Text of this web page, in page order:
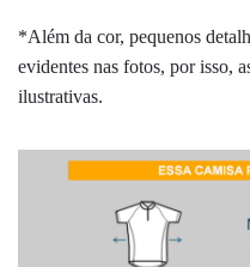
*Além da cor, pequenos
evidentes nas fotos, por isso,
ilustrativas.